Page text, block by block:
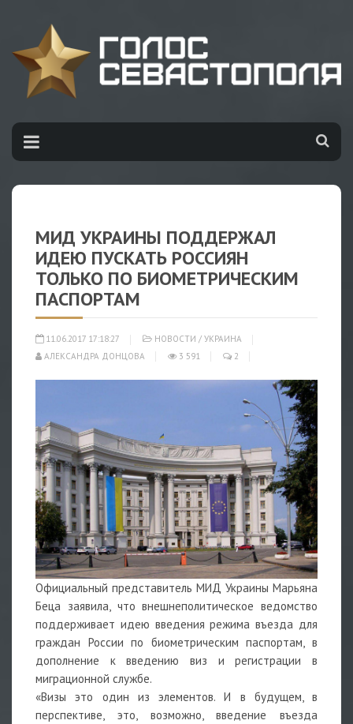
МИД УКРАИНЫ ПОДДЕРЖАЛ
ИДЕЮ ПУСКАТЬ РОССИЯН
ТОЛЬКО ПО БИОМЕТРИЧЕСКИМ
ПАСПОРТАМ
11.06.2017 17:18:27 НОВОСТИ / УКРАИНА
АЛЕКСАНДРА ДОНЦОВА
3 591 2
Официальный представитель МИД Украины Марьяна
Беца заявила, что внешнеполитическое ведомство
поддерживает идею введения режима въезда для
граждан России по биометрическим паспортам, в
дополнение к введению виз и регистрации в
миграционной службе.
«Визы это один из элементов. И в будущем, в
перспективе, это, возможно, введение въезда